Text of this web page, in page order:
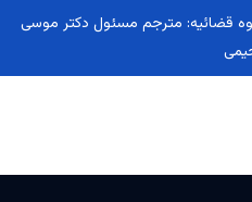
رسمی آلپ: با کد 1386 قوه قضائیه: مترجم مسئول دکتر موسی